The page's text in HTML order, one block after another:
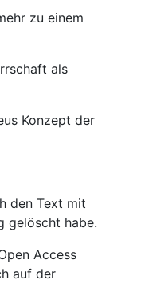
zu einem
als
Konzept der
den Text mit
gelöscht habe.
Access
auf der